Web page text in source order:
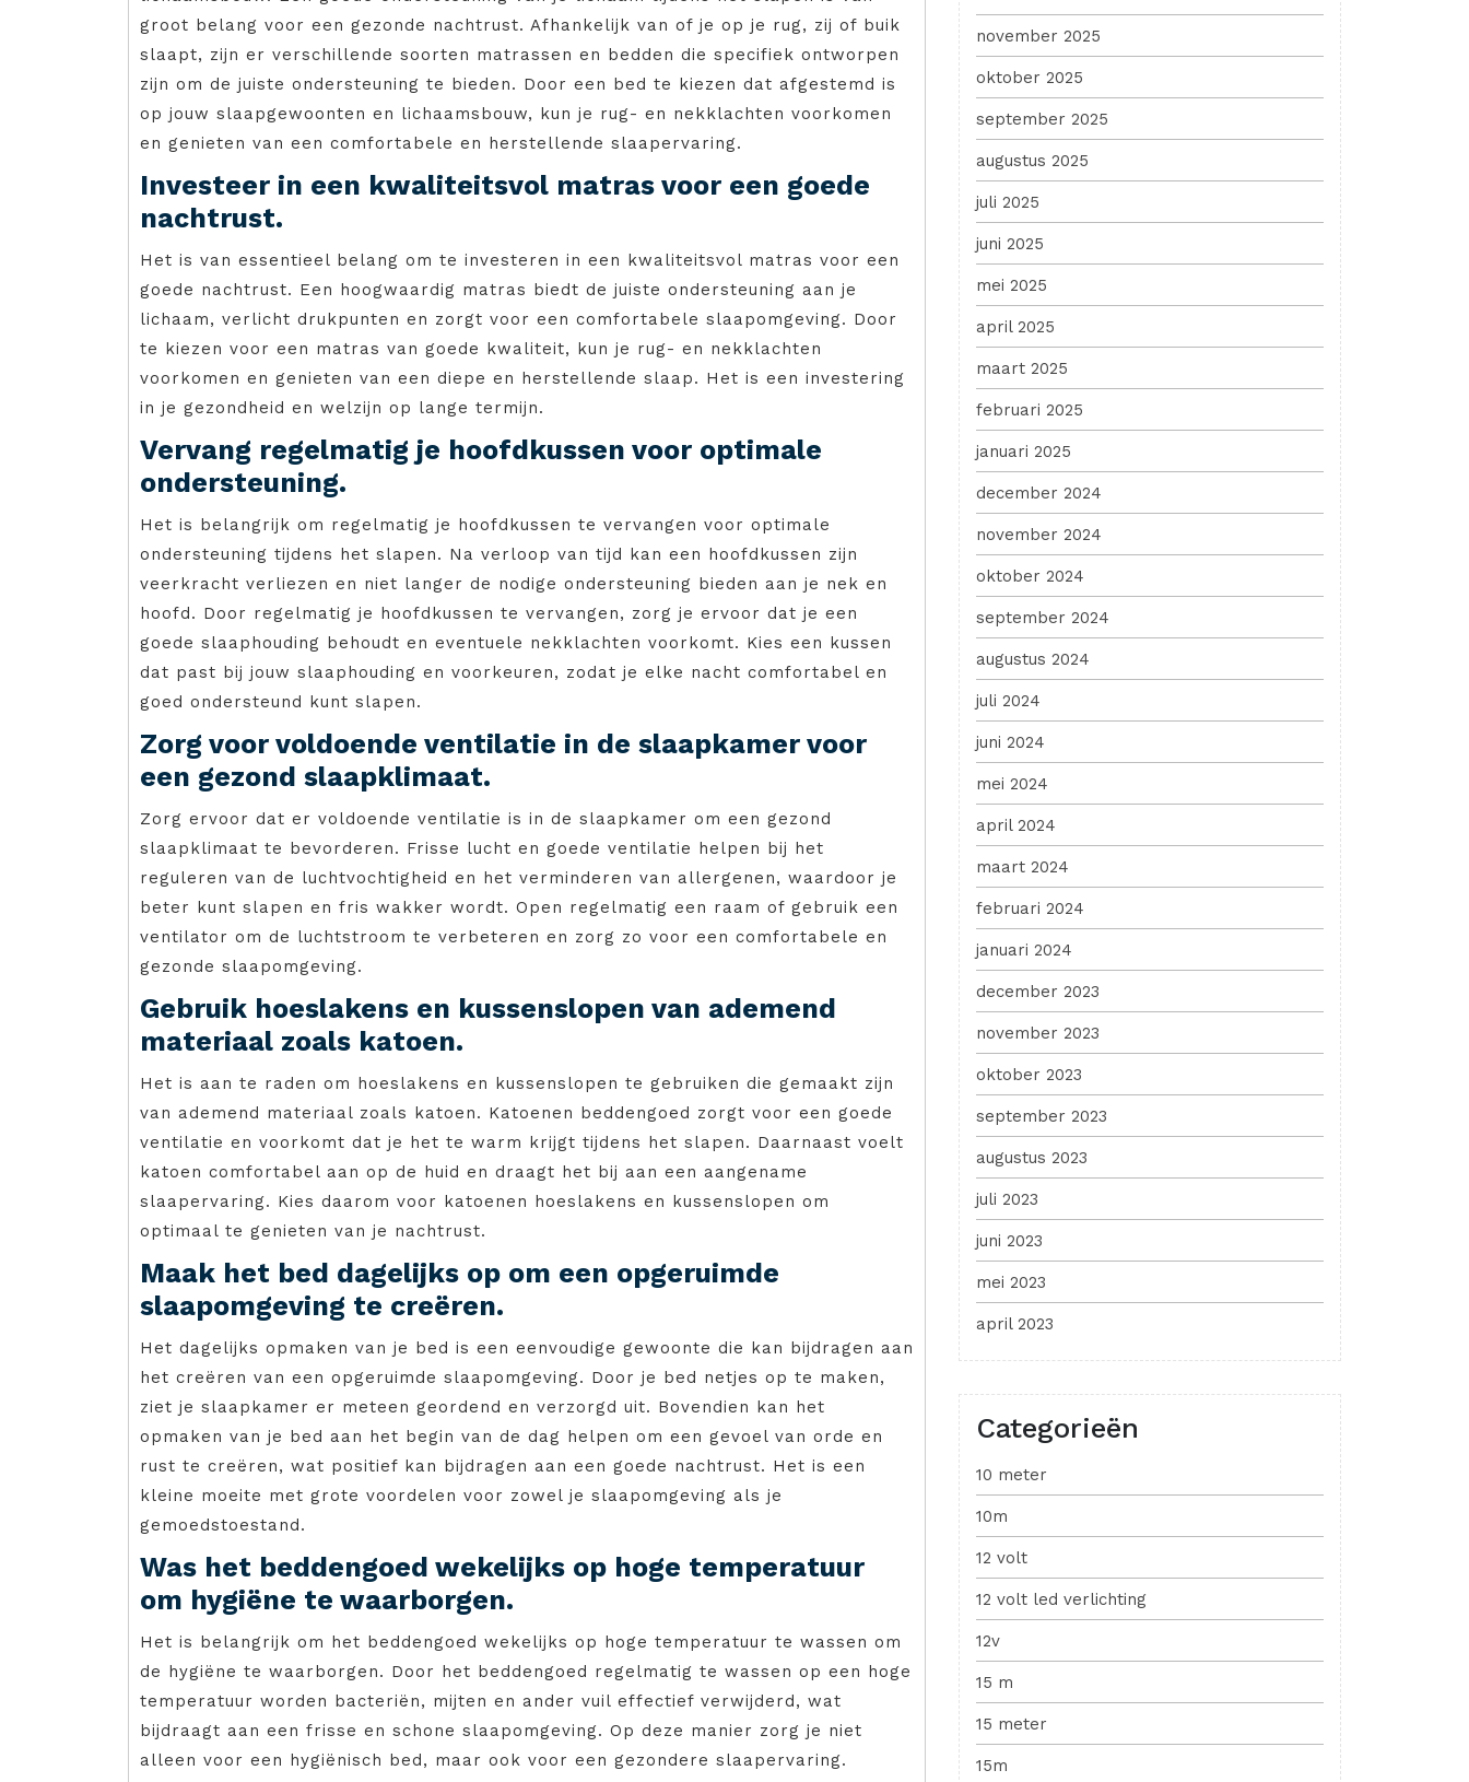
groot belang voor een gezonde nachtrust. Afhankelijk van of je op je rug, zij of buik
slaapt, zijn er verschillende soorten matrassen en bedden die specifiek ontworpen
zijn om de juiste ondersteuning te bieden. Door een bed te kiezen dat afgestemd is
op jouw slaapgewoonten en lichaamsbouw, kun je rug- en nekklachten voorkomen
en genieten van een comfortabele en herstellende slaapervaring.
Investeer in een kwaliteitsvol matras voor een goede
nachtrust.
Het is van essentieel belang om te investeren in een kwaliteitsvol matras voor een
goede nachtrust. Een hoogwaardig matras biedt de juiste ondersteuning aan je
lichaam, verlicht drukpunten en zorgt voor een comfortabele slaapomgeving. Door
te kiezen voor een matras van goede kwaliteit, kun je rug- en nekklachten
voorkomen en genieten van een diepe en herstellende slaap. Het is een investering
in je gezondheid en welzijn op lange termijn.
Vervang regelmatig je hoofdkussen voor optimale
ondersteuning.
Het is belangrijk om regelmatig je hoofdkussen te vervangen voor optimale
ondersteuning tijdens het slapen. Na verloop van tijd kan een hoofdkussen zijn
veerkracht verliezen en niet langer de nodige ondersteuning bieden aan je nek en
hoofd. Door regelmatig je hoofdkussen te vervangen, zorg je ervoor dat je een
goede slaaphouding behoudt en eventuele nekklachten voorkomt. Kies een kussen
dat past bij jouw slaaphouding en voorkeuren, zodat je elke nacht comfortabel en
goed ondersteund kunt slapen.
Zorg voor voldoende ventilatie in de slaapkamer voor
een gezond slaapklimaat.
Zorg ervoor dat er voldoende ventilatie is in de slaapkamer om een gezond
slaapklimaat te bevorderen. Frisse lucht en goede ventilatie helpen bij het
reguleren van de luchtvochtigheid en het verminderen van allergenen, waardoor je
beter kunt slapen en fris wakker wordt. Open regelmatig een raam of gebruik een
ventilator om de luchtstroom te verbeteren en zorg zo voor een comfortabele en
gezonde slaapomgeving.
Gebruik hoeslakens en kussenslopen van ademend
materiaal zoals katoen.
Het is aan te raden om hoeslakens en kussenslopen te gebruiken die gemaakt zijn
van ademend materiaal zoals katoen. Katoenen beddengoed zorgt voor een goede
ventilatie en voorkomt dat je het te warm krijgt tijdens het slapen. Daarnaast voelt
katoen comfortabel aan op de huid en draagt het bij aan een aangename
slaapervaring. Kies daarom voor katoenen hoeslakens en kussenslopen om
optimaal te genieten van je nachtrust.
Maak het bed dagelijks op om een opgeruimde
slaapomgeving te creëren.
Het dagelijks opmaken van je bed is een eenvoudige gewoonte die kan bijdragen aan
het creëren van een opgeruimde slaapomgeving. Door je bed netjes op te maken,
ziet je slaapkamer er meteen geordend en verzorgd uit. Bovendien kan het
opmaken van je bed aan het begin van de dag helpen om een gevoel van orde en
rust te creëren, wat positief kan bijdragen aan een goede nachtrust. Het is een
kleine moeite met grote voordelen voor zowel je slaapomgeving als je
gemoedstoestand.
Was het beddengoed wekelijks op hoge temperatuur
om hygiëne te waarborgen.
Het is belangrijk om het beddengoed wekelijks op hoge temperatuur te wassen om
de hygiëne te waarborgen. Door het beddengoed regelmatig te wassen op een hoge
temperatuur worden bacteriën, mijten en ander vuil effectief verwijderd, wat
bijdraagt aan een frisse en schone slaapomgeving. Op deze manier zorg je niet
alleen voor een hygiënisch bed, maar ook voor een gezondere slaapervaring.
november 2025
oktober 2025
september 2025
augustus 2025
juli 2025
juni 2025
mei 2025
april 2025
maart 2025
februari 2025
januari 2025
december 2024
november 2024
oktober 2024
september 2024
augustus 2024
juli 2024
juni 2024
mei 2024
april 2024
maart 2024
februari 2024
januari 2024
december 2023
november 2023
oktober 2023
september 2023
augustus 2023
juli 2023
juni 2023
mei 2023
april 2023
Categorieën
10 meter
10m
12 volt
12 volt led verlichting
12v
15 m
15 meter
15m